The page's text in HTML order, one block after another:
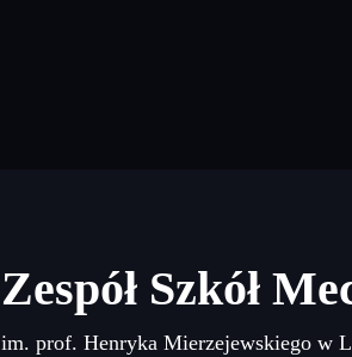
Zespół Szkół
im. prof. Henryka Mierzejewskiego w